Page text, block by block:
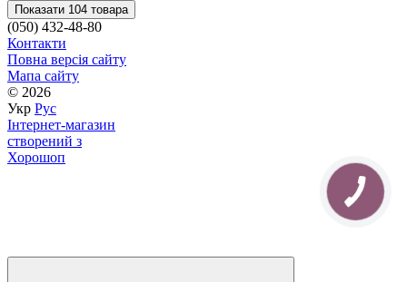
Показати 104 товара
(050) 432-48-80
Контакти
Повна версія сайту
Мапа сайту
© 2026
Укр Рус
Інтернет-магазин
створений з
Хорошоп